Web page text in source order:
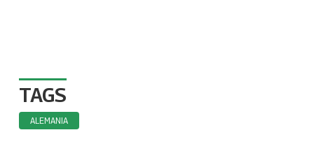
TAGS
ALEMANIA